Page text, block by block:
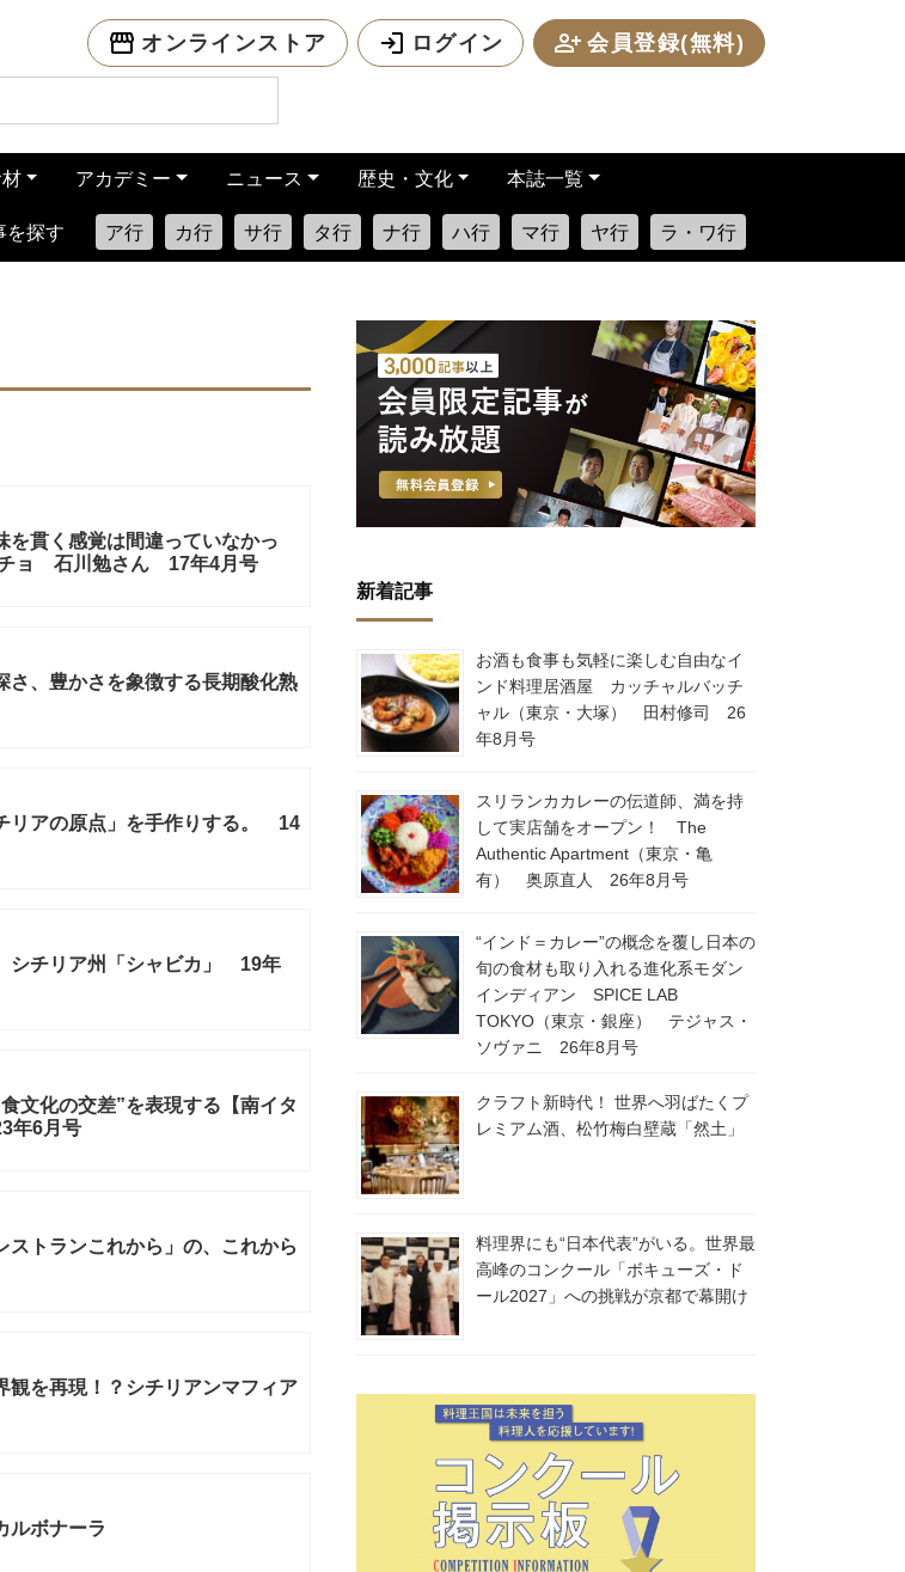
オンラインストア ログイン 会員登録(無料)
アカデミー ニュース 歴史・文化 本誌一覧
を探す ア行 カ行 サ行 タ行 ナ行 ハ行 マ行 ヤ行 ラ・ワ行
貫く感覚は間違っていなかっ
ョ 石川勉さん 17年4月号
さ、豊かさを象徴する長期酸化熟
リアの原点」を手作りする。 14
シチリア州「シャビカ」 19年
文化の交差”を表現する【南イタ
年6月号
トランこれから」の、これから
観を再現！？シチリアンマフィア
ルボナーラ
新着記事
お酒も食事も気軽に楽しむ自由なイ
ンド料理居酒屋 カッチャルバッチ
ャル（東京・大塚） 田村修司 26
年8月号
スリランカカレーの伝道師、満を持
して実店舗をオープン！ The
Authentic Apartment（東京・亀
有） 奥原直人 26年8月号
“インド＝カレー”の概念を覆し日本の
旬の食材も取り入れる進化系モダン
インディアン SPICE LAB
TOKYO（東京・銀座） テジャス・
ソヴァニ 26年8月号
クラフト新時代！ 世界へ羽ばたくプ
レミアム酒、松竹梅白壁蔵「然土」
料理界にも“日本代表”がいる。世界最
高峰のコンクール「ボキューズ・ド
ール2027」への挑戦が京都で幕開け